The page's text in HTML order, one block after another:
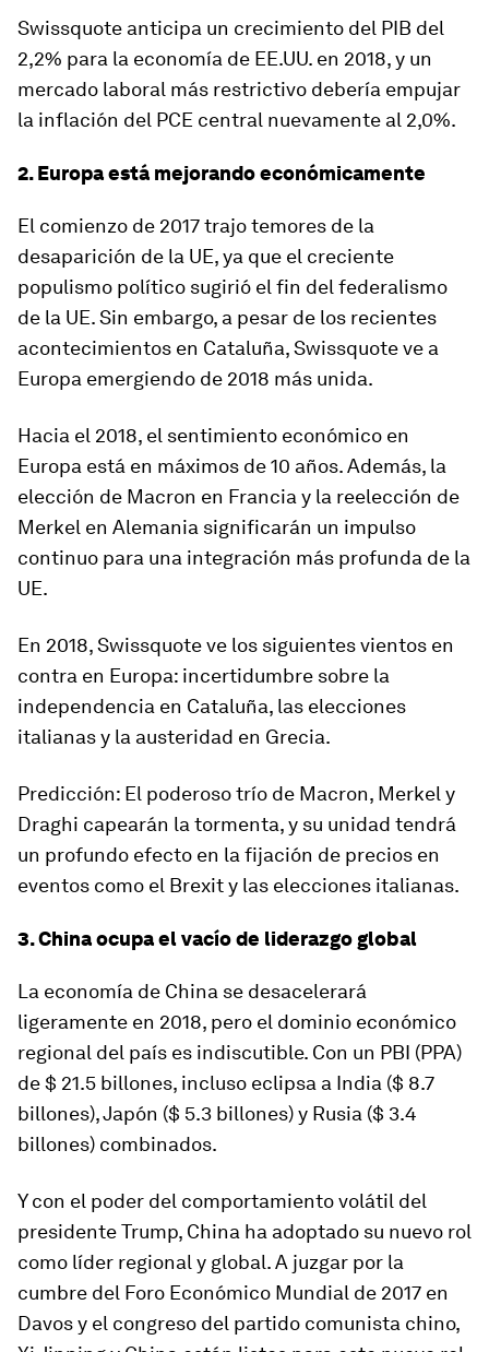
Swissquote anticipa un crecimiento del PIB del
2,2% para la economía de EE.UU. en 2018, y un
mercado laboral más restrictivo debería empujar
la inflación del PCE central nuevamente al 2,0%.
2. Europa está mejorando económicamente
El comienzo de 2017 trajo temores de la
desaparición de la UE, ya que el creciente
populismo político sugirió el fin del federalismo
de la UE. Sin embargo, a pesar de los recientes
acontecimientos en Cataluña, Swissquote ve a
Europa emergiendo de 2018 más unida.
Hacia el 2018, el sentimiento económico en
Europa está en máximos de 10 años. Además, la
elección de Macron en Francia y la reelección de
Merkel en Alemania significarán un impulso
continuo para una integración más profunda de la
UE.
En 2018, Swissquote ve los siguientes vientos en
contra en Europa: incertidumbre sobre la
independencia en Cataluña, las elecciones
italianas y la austeridad en Grecia.
Predicción: El poderoso trío de Macron, Merkel y
Draghi capearán la tormenta, y su unidad tendrá
un profundo efecto en la fijación de precios en
eventos como el Brexit y las elecciones italianas.
3. China ocupa el vacío de liderazgo global
La economía de China se desacelerará
ligeramente en 2018, pero el dominio económico
regional del país es indiscutible. Con un PBI (PPA)
de $ 21.5 billones, incluso eclipsa a India ($ 8.7
billones), Japón ($ 5.3 billones) y Rusia ($ 3.4
billones) combinados.
Y con el poder del comportamiento volátil del
presidente Trump, China ha adoptado su nuevo rol
como líder regional y global. A juzgar por la
cumbre del Foro Económico Mundial de 2017 en
Davos y el congreso del partido comunista chino,